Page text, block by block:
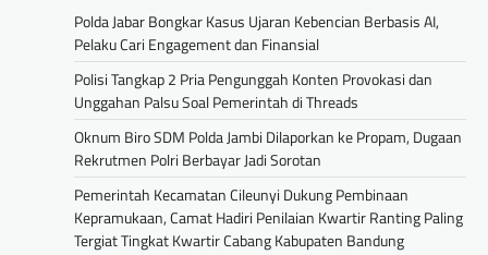
Polda Jabar Bongkar Kasus Ujaran Kebencian Berbasis AI,
Pelaku Cari Engagement dan Finansial
Polisi Tangkap 2 Pria Pengunggah Konten Provokasi dan
Unggahan Palsu Soal Pemerintah di Threads
Oknum Biro SDM Polda Jambi Dilaporkan ke Propam, Dugaan
Rekrutmen Polri Berbayar Jadi Sorotan
Pemerintah Kecamatan Cileunyi Dukung Pembinaan
Kepramukaan, Camat Hadiri Penilaian Kwartir Ranting Paling
Tergiat Tingkat Kwartir Cabang Kabupaten Bandung